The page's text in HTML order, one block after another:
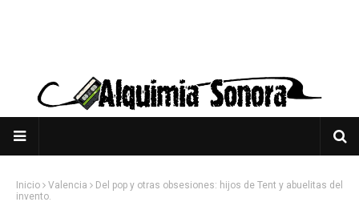
Inicio Valencia
Del pop y otras obsesiones: hijos de Tent y abuelitas del
invento.